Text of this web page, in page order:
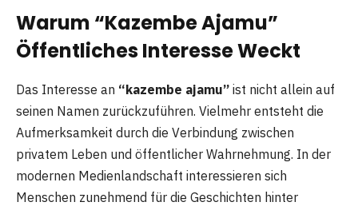
Warum “Kazembe Ajamu”
Öffentliches Interesse Weckt
Das Interesse an “kazembe ajamu” ist nicht allein auf
seinen Namen zurückzuführen. Vielmehr entsteht die
Aufmerksamkeit durch die Verbindung zwischen
privatem Leben und öffentlicher Wahrnehmung. In der
modernen Medienlandschaft interessieren sich
Menschen zunehmend für die Geschichten hinter